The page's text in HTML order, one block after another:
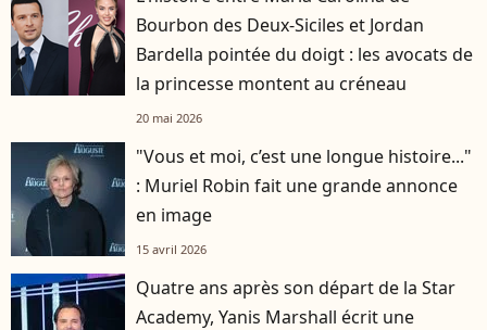
Bourbon des Deux-Siciles et Jordan
Bardella pointée du doigt : les avocats de
la princesse montent au créneau
20 mai 2026
"Vous et moi, c’est une longue histoire..."
: Muriel Robin fait une grande annonce
en image
15 avril 2026
Quatre ans après son départ de la Star
Academy, Yanis Marshall écrit une